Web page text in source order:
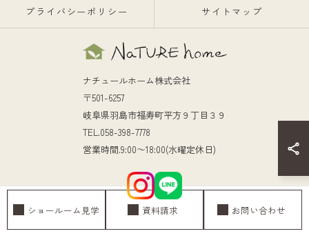
ショールーム見学 資料請求 お問い合わせ
プライバシーポリシー サイトマップ
ナチュールホーム株式会社
〒501-6257
岐阜県羽島市福寿町平方９丁目３９
TEL.058-398-7778
営業時間.9:00～18:00(水曜定休日)